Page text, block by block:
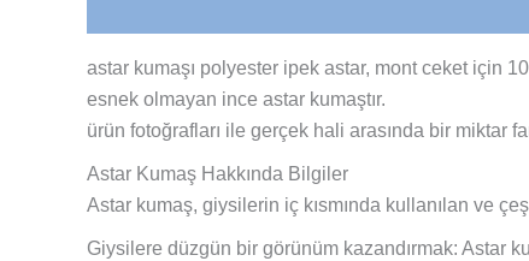
astar kumaşı polyester ipek astar, mont ceket için
esnek olmayan ince astar kumaştır.
ürün fotoğrafları ile gerçek hali arasında bir miktar
Astar Kumaş Hakkında Bilgiler
Astar kumaş, giysilerin iç kısmında kullanılan ve
Giysilere düzgün bir görünüm kazandırmak: Astar